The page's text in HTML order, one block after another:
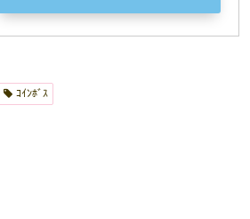
ｺｲﾝﾎﾞｽ